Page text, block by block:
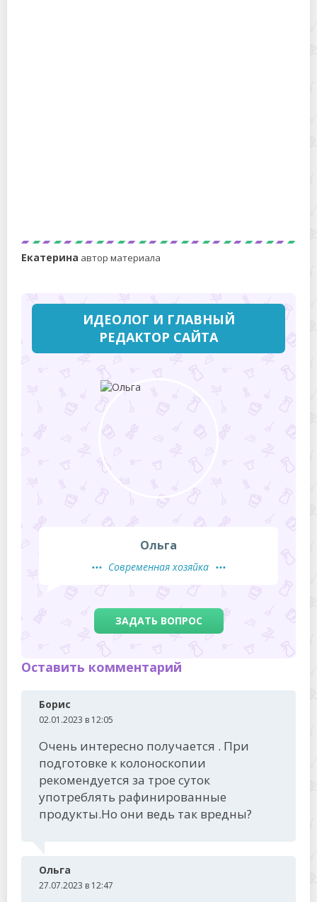
Екатерина автор материала
ИДЕОЛОГ И ГЛАВНЫЙ
РЕДАКТОР САЙТА
Ольга
Современная хозяйка
ЗАДАТЬ ВОПРОС
Оставить комментарий
Борис
02.01.2023 в 12:05
Очень интересно получается . При
подготовке к колоноскопии
рекомендуется за трое суток
употреблять рафинированные
продукты.Но они ведь так вредны?
Ольга
27.07.2023 в 12:47